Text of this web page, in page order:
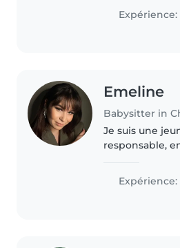
travail auprès
commencé a
dès l'âge de 15
Expérience:
Emeline
Je suis une
responsable,
d'enfants j'ai
de 8mois à
Expérience: